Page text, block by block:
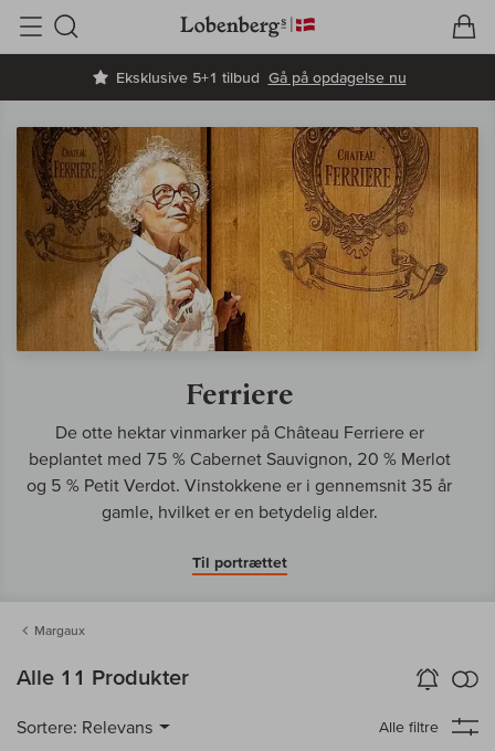
Eksklusive 5+1 tilbud Gå på opdagelse nu
Søg
Ferriere
De otte hektar vinmarker på Château Ferriere er
beplantet med 75 % Cabernet Sauvignon, 20 % Merlot
og 5 % Petit Verdot. Vinstokkene er i gennemsnit 35 år
gamle, hvilket er en betydelig alder.
Til portrættet
Margaux
Alle 11 Produkter Vin-Alarm
aktiver
Sortere: Relevans Alle filtre